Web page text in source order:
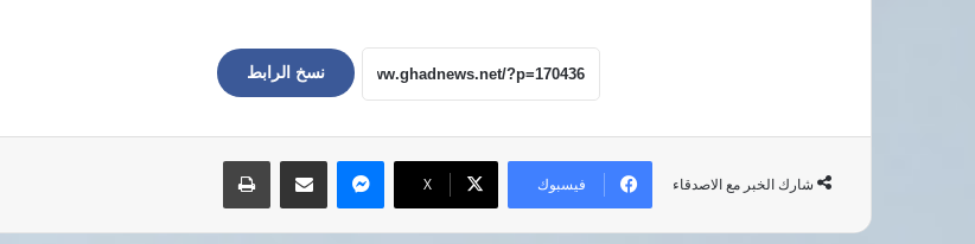
نسخ الرابط
شارك الخبر مع الاصدقاء فيسبوك ‫X
ماسنجر مشاركة عبر البريد طباعة